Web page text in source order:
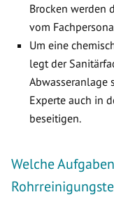
Brocken werden
vom
Um eine
legt der
Abwasseranlage
Experte auch in
beseitigen.
Welche